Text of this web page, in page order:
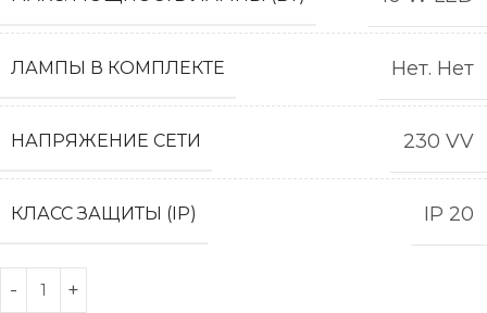
ЛАМПЫ В КОМПЛЕКТЕ Нет. Нет
НАПРЯЖЕНИЕ СЕТИ 230 VV
КЛАСС ЗАЩИТЫ (IP) IP 20